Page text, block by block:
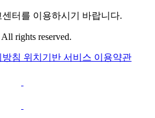
터를 이용하시기 바랍니다.
rights reserved.
침 위치기반 서비스 이용약관